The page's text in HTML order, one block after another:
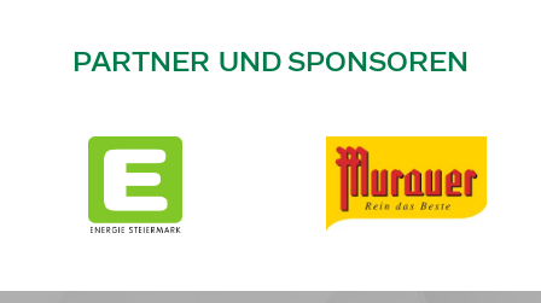
PARTNER UND SPONSOREN